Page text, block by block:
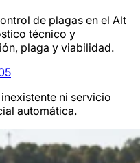
de plagas en el Alt
técnico y
plaga y viabilidad.
ni servicio
automática.